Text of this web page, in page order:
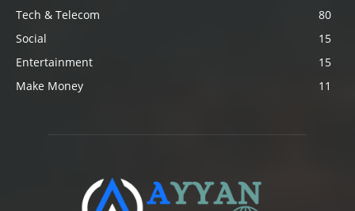
Tech & Telecom
80
Social
15
Entertainment
15
Make Money
11